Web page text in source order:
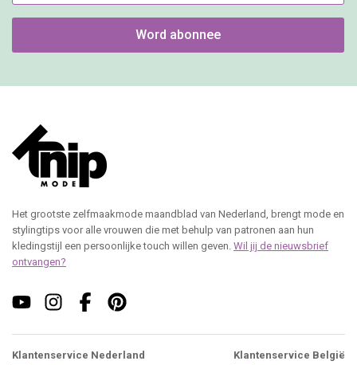
Word abonnee
Het grootste zelfmaakmode maandblad van Nederland, brengt mode en
stylingtips voor alle vrouwen die met behulp van patronen aan hun
kledingstijl een persoonlijke touch willen geven. Wil jij de nieuwsbrief
ontvangen?
Klantenservice Nederland
Klantenservice België